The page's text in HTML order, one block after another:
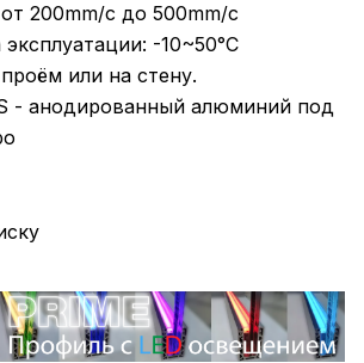
200mm/с до 500mm/с
-10~50°C
или на стену.
- анодированный алюминий под